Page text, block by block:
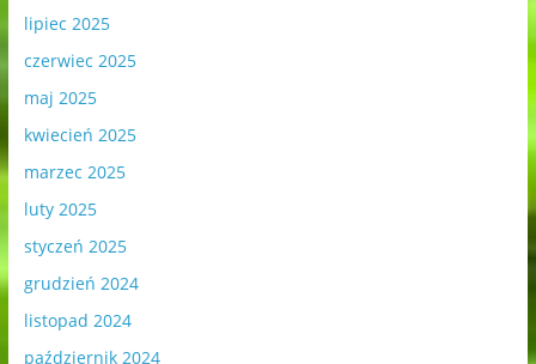
lipiec 2025
czerwiec 2025
maj 2025
kwiecień 2025
marzec 2025
luty 2025
styczeń 2025
grudzień 2024
listopad 2024
październik 2024